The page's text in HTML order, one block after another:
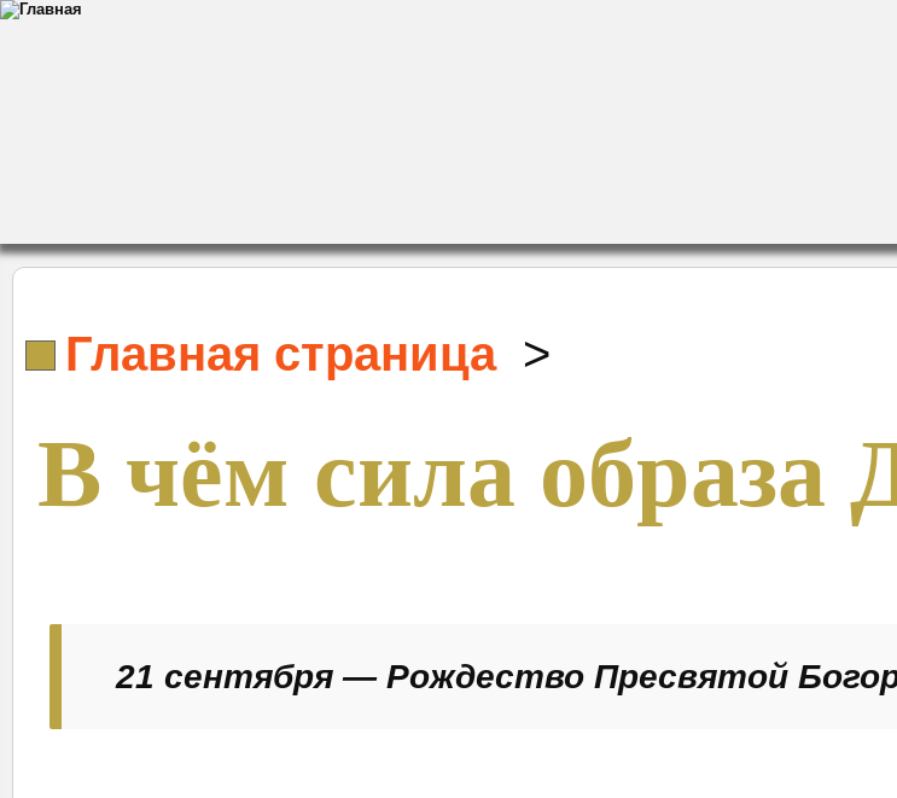
Главная страница>
В чём сила
21 сентября — Рождество Пресвятой